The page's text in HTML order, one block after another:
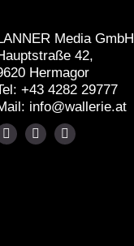
Media GmbH
42,
Hermagor
+43 4282 29777
info@wallerie.at
WallerieWallerieWallerie